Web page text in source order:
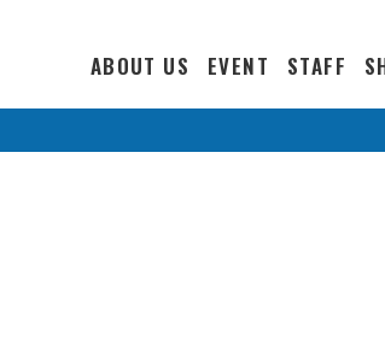
ABOUT US EVENT STAFF